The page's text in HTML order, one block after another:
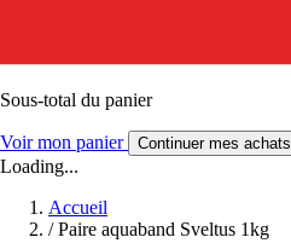
Sous-total du panier
Voir mon panier Continuer mes achats
Loading...
Accueil
/ Paire aquaband Sveltus 1kg